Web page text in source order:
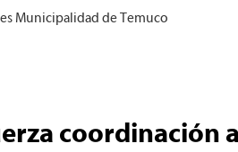
Municipalidad de Temuco
coordinación